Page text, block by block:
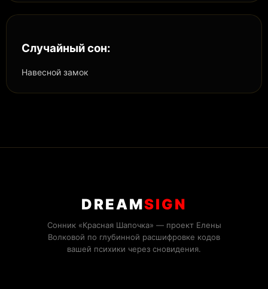
Случайный сон:
Навесной замок
DREAMSIGN
Сонник «Красная Шапочка» — проект Елены
Волковой по глубинной расшифровке кодов
вашей психики через сновидения.